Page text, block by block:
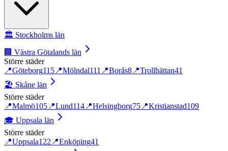
🏛️ Stockholms län
🏢 Västra Götalands län
Större städer
📍Göteborg115 📍Mölndal111 📍Borås8 📍Trollhättan41
🏖️ Skåne län
Större städer
📍Malmö105 📍Lund114 📍Helsingborg75 📍Kristianstad109
🎓 Uppsala län
Större städer
📍Uppsala122 📍Enköping41